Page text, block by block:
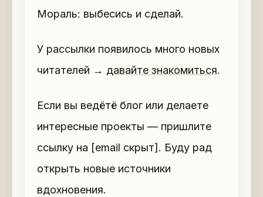
Мораль: выбесись и сделай.
У рассылки появилось много новых
читателей → давайте знакомиться.
Если вы ведётё блог или делаете
интересные проекты — пришлите
ссылку на [email скрыт]. Буду рад
открыть новые источники
вдохновения.